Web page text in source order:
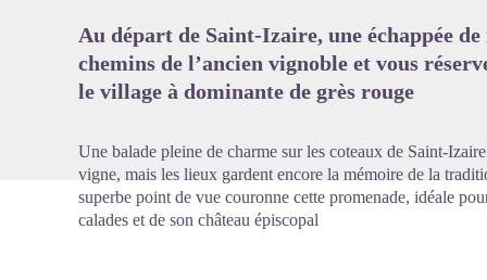
Au départ de Saint-Izaire, une échappée
chemins de l’ancien vignoble et vous
le village à dominante de grès rouge
Une balade pleine de charme sur les coteaux de Saint-
vigne, mais les lieux gardent encore la mémoire de la
superbe point de vue couronne cette promenade, idéale
calades et de son château épiscopal